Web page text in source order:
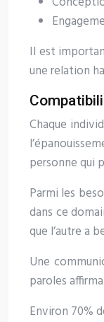
Il est
une relation
Chaque
personne qui
Parmi les
dans ce
que l’autre a
Une
paroles
Environ 70%